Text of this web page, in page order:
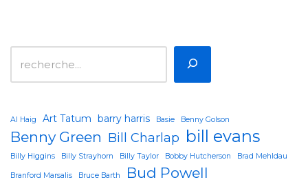
Al Haig Art Tatum barry harris Basie Benny Golson
Benny Green Bill Charlap bill evans
Billy Higgins Billy Strayhorn Billy Taylor Bobby Hutcherson Brad Mehldau
Branford Marsalis Bruce Barth Bud Powell